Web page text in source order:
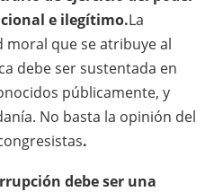
e ilegítimo.La
que se atribuye al
debe ser sustentada en
públicamente, y
No basta la opinión del
.
debe ser una